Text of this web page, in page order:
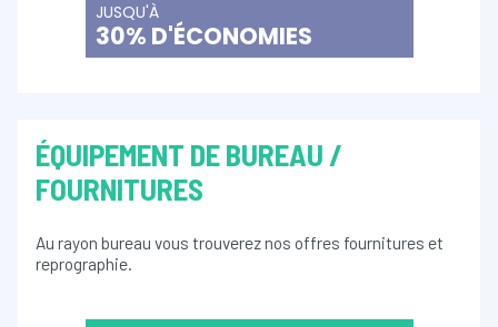
JUSQU'À
30% D'ÉCONOMIES
ÉQUIPEMENT DE BUREAU /
FOURNITURES
Au rayon bureau vous trouverez nos offres fournitures et
reprographie.